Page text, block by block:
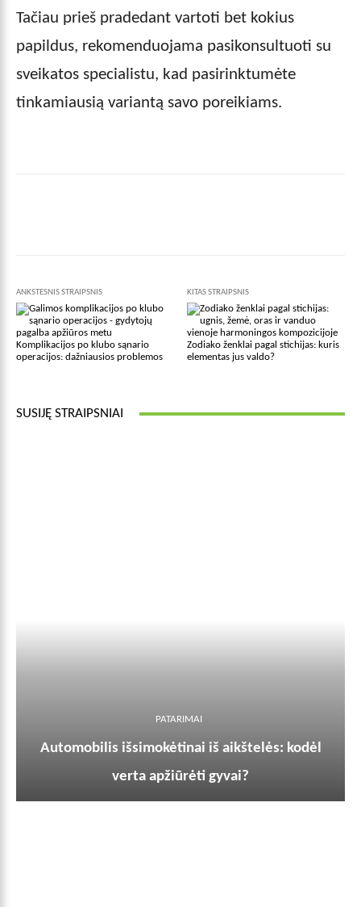
Tačiau prieš pradedant vartoti bet kokius
papildus, rekomenduojama pasikonsultuoti su
sveikatos specialistu, kad pasirinktumėte
tinkamiausią variantą savo poreikiams.
ANKSTESNIS STRAIPSNIS
Komplikacijos po klubo sąnario
operacijos: dažniausios problemos
KITAS STRAIPSNIS
Zodiako ženklai pagal stichijas: kuris
elementas jus valdo?
SUSIJĘ STRAIPSNIAI
PATARIMAI
Automobilis išsimokėtinai iš aikštelės: kodėl
verta apžiūrėti gyvai?